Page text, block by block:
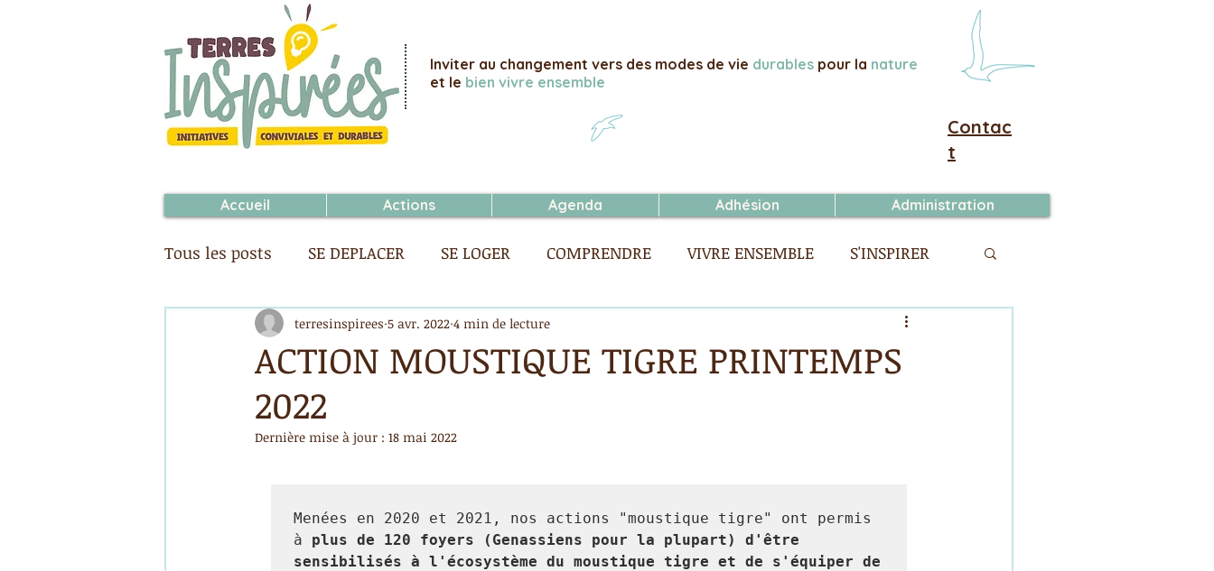
Inviter au changement vers des modes de vie durables pour la nature
et le bien vivre ensemble
Contac
t
Accueil Actions Agenda Adhésion Administration
Tous les posts SE DEPLACER SE LOGER COMPRENDRE VIVRE ENSEMBLE S'INSPIRER
DECIDER SE CULTIVER SE NOURRIR
ACTION MOUSTIQUE TIGRE PRINTEMPS
2022
terresinspirees 5 avr. 2022 4 min de lecture
Dernière mise à jour : 18 mai 2022
Menées en 2020 et 2021, nos actions "moustique tigre" ont permis
à plus de 120 foyers (Genassiens pour la plupart) d'être
sensibilisés à l'écosystème du moustique tigre et de s'équiper de